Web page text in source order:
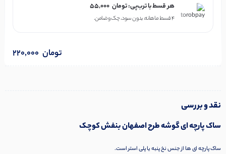
هر قسط با ترب‌پی: 55,000 تومان
۴ قسط ماهانه. بدون سود، چک و ضامن.
220,000 تومان
نقد و بررسی
ساک پارچه ای گوشه طرح اصفهان بنفش کوچک
ساک پارچه ای ها از جنس نخ پنبه یا پلی استر است.